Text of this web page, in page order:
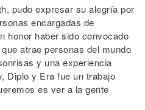
pudo expresar su alegría por
encargadas de
honor haber sido convocado
atrae personas del mundo
y una experiencia
Diplo y Era fue un trabajo
es ver a la gente